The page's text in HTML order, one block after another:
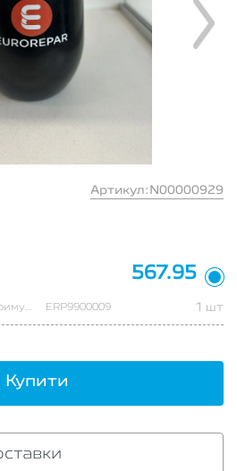
Артикул:N00000929
567.95
Е: Термочашка 350 мл. Підтримує температуру протягом 6-ти годин. ERP9900009 1 шт
Купити